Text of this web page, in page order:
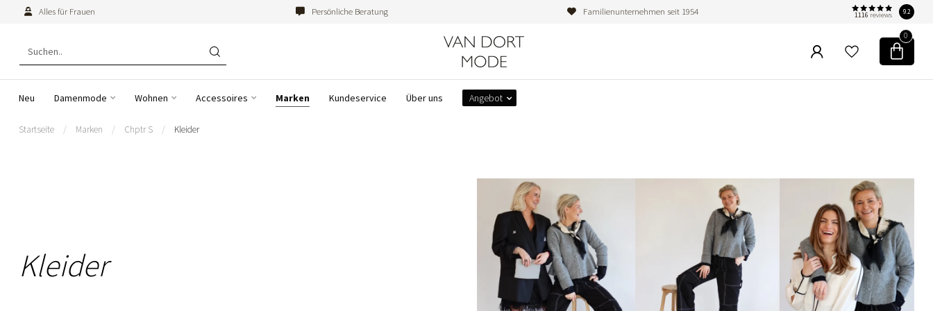
Alles für Frauen Persönliche Beratung Familienunternehmen seit 1954 1116 reviews 9.2
0
Neu Damenmode Wohnen Accessoires Marken Kundeservice Über uns Angebot
Startseite / Marken / Chptr S / Kleider
Kleider